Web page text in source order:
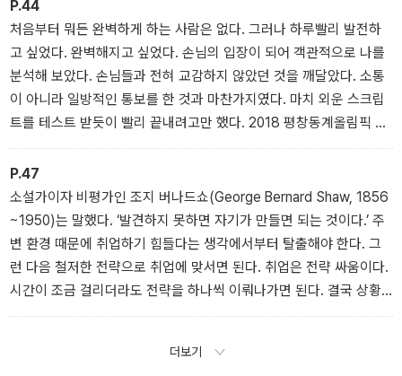
P.44
처음부터 뭐든 완벽하게 하는 사람은 없다. 그러나 하루빨리 발전하
고 싶었다. 완벽해지고 싶었다. 손님의 입장이 되어 객관적으로 나를
분석해 보았다. 손님들과 전혀 교감하지 않았던 것을 깨달았다. 소통
이 아니라 일방적인 통보를 한 것과 마찬가지였다. 마치 외운 스크립
트를 테스트 받듯이 빨리 끝내려고만 했다. 2018 평창동계올림픽 유
치의 주역이었던 나승연 대변인은 이렇게 얘기한다. 교감이 없는 일
방적인 프레젠테이션은 짝이 없는 장갑과 같다고.
P.47
소설가이자 비평가인 조지 버나드쇼(George Bernard Shaw, 1856
~1950)는 말했다. ‘발견하지 못하면 자기가 만들면 되는 것이다.’ 주
변 환경 때문에 취업하기 힘들다는 생각에서부터 탈출해야 한다. 그
런 다음 철저한 전략으로 취업에 맞서면 된다. 취업은 전략 싸움이다.
시간이 조금 걸리더라도 전략을 하나씩 이뤄나가면 된다. 결국 상황
은 내가 만드는 것이다.
더보기